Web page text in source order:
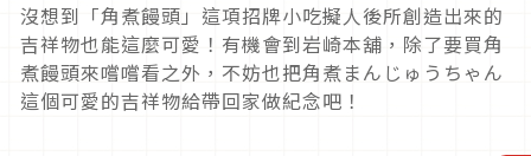
沒想到「角煮饅頭」這項招牌小吃擬人後所創造出來的
吉祥物也能這麼可愛！有機會到岩崎本舖，除了要買角
煮饅頭來嚐嚐看之外，不妨也把角煮まんじゅうちゃん
這個可愛的吉祥物給帶回家做紀念吧！